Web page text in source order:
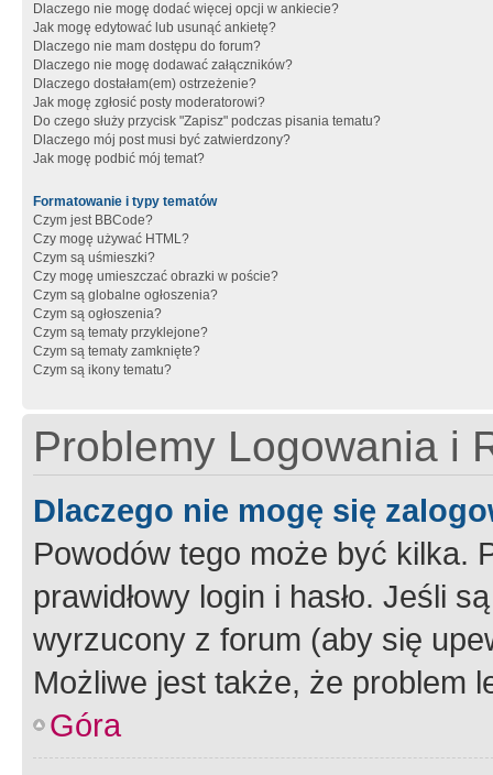
Dlaczego nie mogę dodać więcej opcji w ankiecie?
Jak mogę edytować lub usunąć ankietę?
Dlaczego nie mam dostępu do forum?
Dlaczego nie mogę dodawać załączników?
Dlaczego dostałam(em) ostrzeżenie?
Jak mogę zgłosić posty moderatorowi?
Do czego służy przycisk "Zapisz" podczas pisania tematu?
Dlaczego mój post musi być zatwierdzony?
Jak mogę podbić mój temat?
Formatowanie i typy tematów
Czym jest BBCode?
Czy mogę używać HTML?
Czym są uśmieszki?
Czy mogę umieszczać obrazki w poście?
Czym są globalne ogłoszenia?
Czym są ogłoszenia?
Czym są tematy przyklejone?
Czym są tematy zamknięte?
Czym są ikony tematu?
Problemy Logowania i
Dlaczego nie mogę się
Powodów tego może być kilka.
prawidłowy login i hasło. Jeśli
wyrzucony z forum (aby się
Możliwe jest także, że problem
Góra